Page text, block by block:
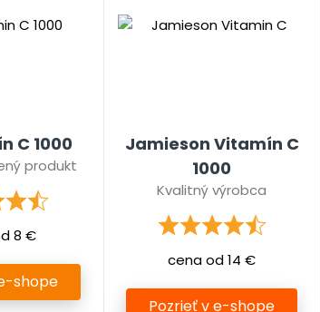
C 1000
produkt
8 €
shope
Jamieson Vitamín C
1000
Kvalitný výrobca
cena od 14 €
Pozrieť v e-shope